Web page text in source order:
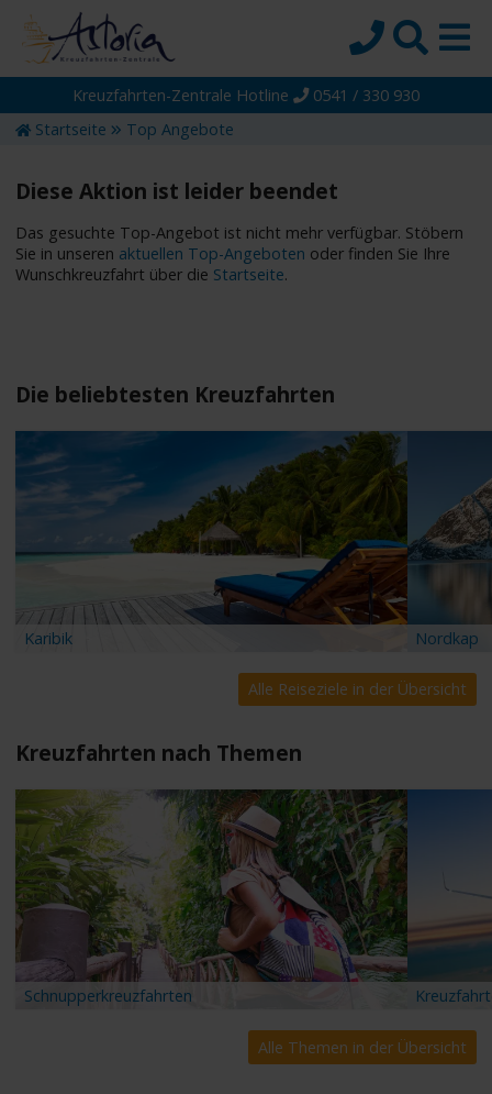
Startseite
Top-Angebote
Reiseziele
Reedereien
Wissen
Suche
Kreuzfahrten-Zentrale Hotline
0541 / 330 930
Startseite
Top Angebote
Diese Aktion ist leider beendet
Das gesuchte Top-Angebot ist nicht mehr verfügbar. Stöbern
Sie in unseren aktuellen Top-Angeboten oder finden Sie Ihre
Wunschkreuzfahrt über die Startseite.
Die beliebtesten Kreuzfahrten
Karibik Nordkap
Alle Reiseziele in der Übersicht
Kreuzfahrten nach Themen
Schnupperkreuzfahrten
Alle Themen in der Übersicht